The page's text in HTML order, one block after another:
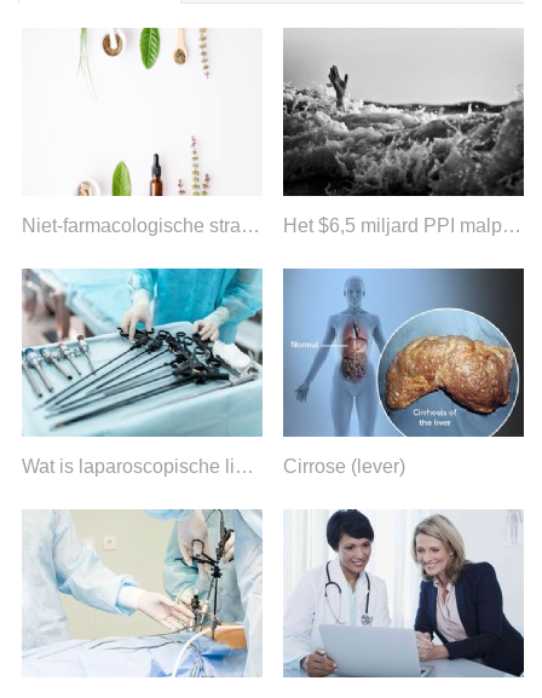
Niet-farmacologische strategieën voor IBS-D-beheer Het $6,5 miljard PPI malpractice-mysterie
Wat is laparoscopische linker colectomie/hemicolectomie? Cirrose (lever)